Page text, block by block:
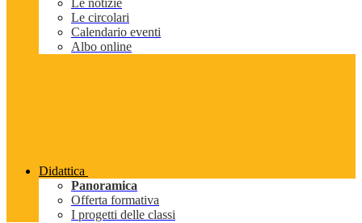
Le notizie
Le circolari
Calendario eventi
Albo online
Didattica
Panoramica
Offerta formativa
I progetti delle classi